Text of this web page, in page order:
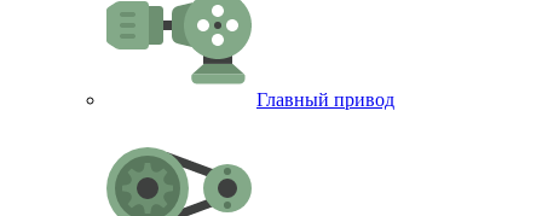
Главный привод